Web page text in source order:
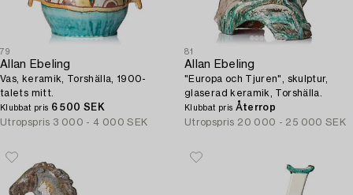
79
Allan Ebeling
Vas, keramik, Torshälla, 1900-
talets mitt.
Klubbat pris 6 500 SEK
Utropspris 3 000 - 4 000 SEK
81
Allan Ebeling
"Europa och Tjuren", skulptur,
glaserad keramik, Torshälla.
Klubbat pris Återrop
Utropspris 20 000 - 25 000 SEK